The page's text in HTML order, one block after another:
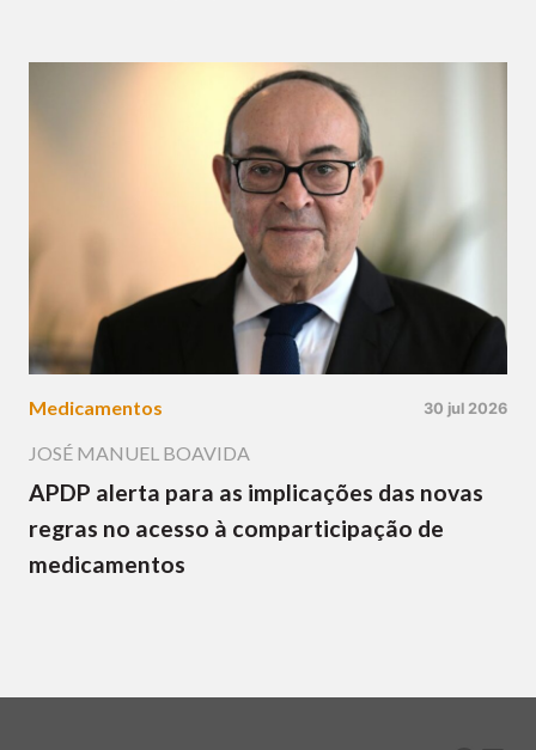
Medicamentos 30 jul 2026
JOSÉ MANUEL BOAVIDA
APDP alerta para as implicações das novas
regras no acesso à comparticipação de
medicamentos